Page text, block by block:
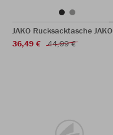
JAKO Rucksacktasche JAKO
36,49 €
44,99 €